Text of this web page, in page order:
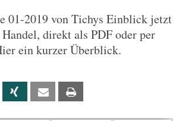
01-2019 von Tichys Einblick jetzt
direkt als PDF oder per
ein kurzer Überblick.
Linkedin Xing Email